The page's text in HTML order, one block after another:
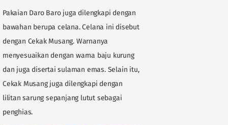
Pakaian Daro Baro juga dilengkapi dengan
bawahan berupa celana. Celana ini disebut
dengan Cekak Musang. Warnanya
menyesuaikan dengan warna baju kurung
dan juga disertai sulaman emas. Selain itu,
Cekak Musang juga dilengkapi dengan
lilitan sarung sepanjang lutut sebagai
penghias.